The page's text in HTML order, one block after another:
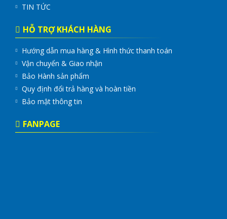
TIN TỨC
HỖ TRỢ KHÁCH HÀNG
Hướng dẫn mua hàng & Hình thức thanh toán
Vận chuyển & Giao nhận
Bảo Hành sản phẩm
Quy định đổi trả hàng và hoàn tiền
Bảo mật thông tin
FANPAGE